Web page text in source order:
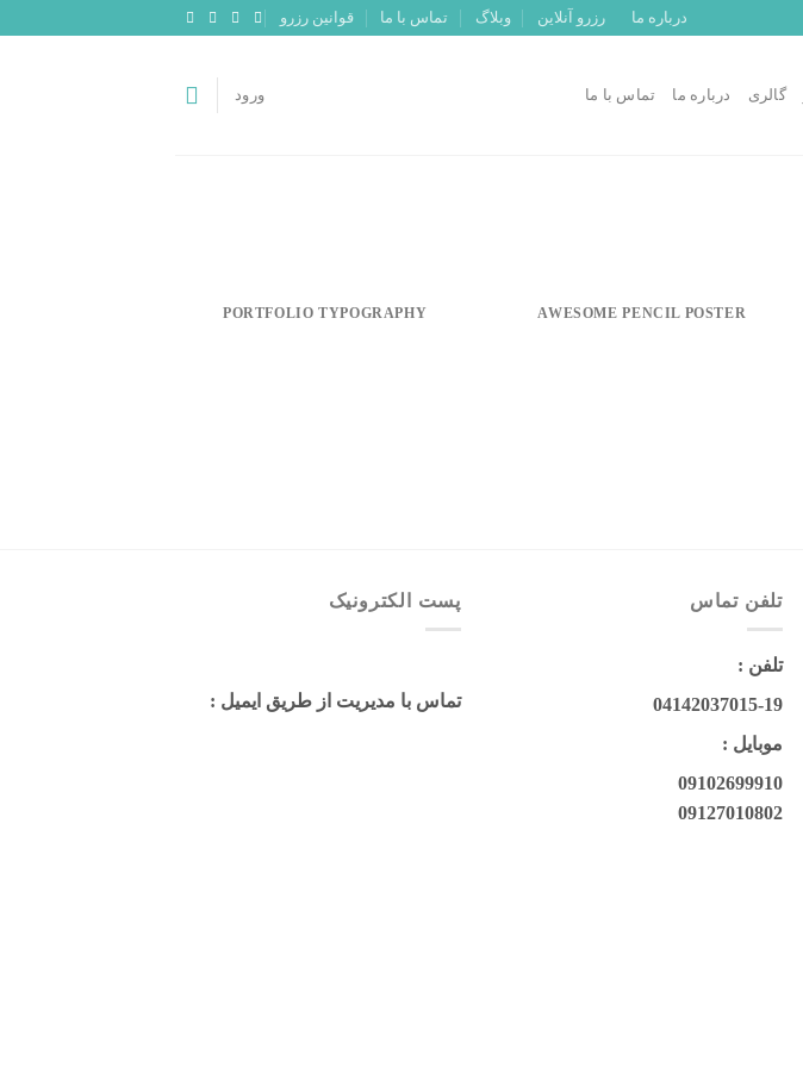
درباره ما رزرو آنلاین وبلاگ تماس با ما قوانین رزرو
گالری درباره ما تماس با ما ورود
AWESOME PENCIL POSTER
PORTFOLIO TYPOGRAPHY
تلفن تماس
تلفن :
04142037015-19
موبایل :
09102699910
09127010802
پست الکترونیک
تماس با مدیریت از طریق ایمیل :